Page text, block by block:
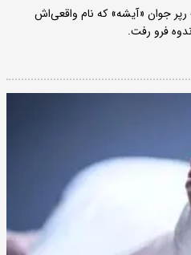
جوان «آیشه» که نام واقعی‌اش
فرو رفت.